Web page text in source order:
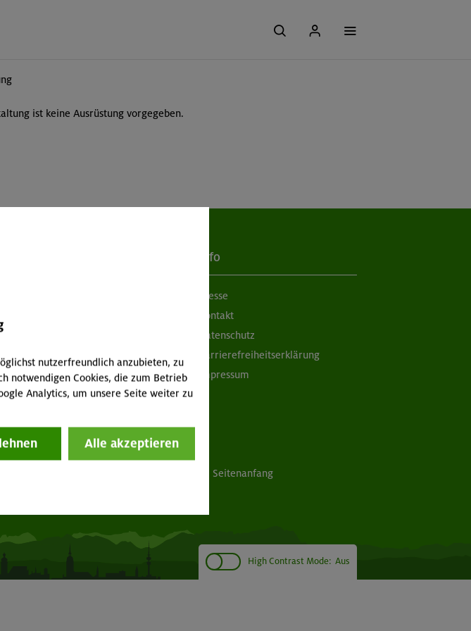
ist keine Ausrüstung vorgegeben.
Mediadaten
Mitgliedschaft kündigen
Info
Presse
Kontakt
Datenschutz
Barrierefreiheitserklärung
Impressum
Seitenanfang
High Contrast Mode: Aus
nutzerfreundlich anzubieten, zu
notwendigen Cookies, die zum Betrieb
Analytics, um unsere Seite weiter zu
Alle akzeptieren